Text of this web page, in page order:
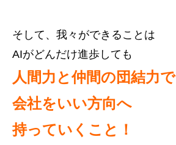
そして、我々ができることは
AIがどんだけ進歩しても
人間力と仲間の団結力で
会社をいい方向へ
持っていくこと！